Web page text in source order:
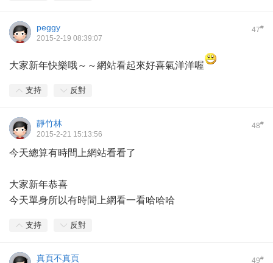
47#
peggy
2015-2-19 08:39:07
大家新年快樂哦～～網站看起來好喜氣洋洋喔
支持 反對
48#
靜竹林
2015-2-21 15:13:56
今天總算有時間上網站看看了
大家新年恭喜
今天單身所以有時間上網看一看哈哈哈
支持 反對
49#
真頁不真頁